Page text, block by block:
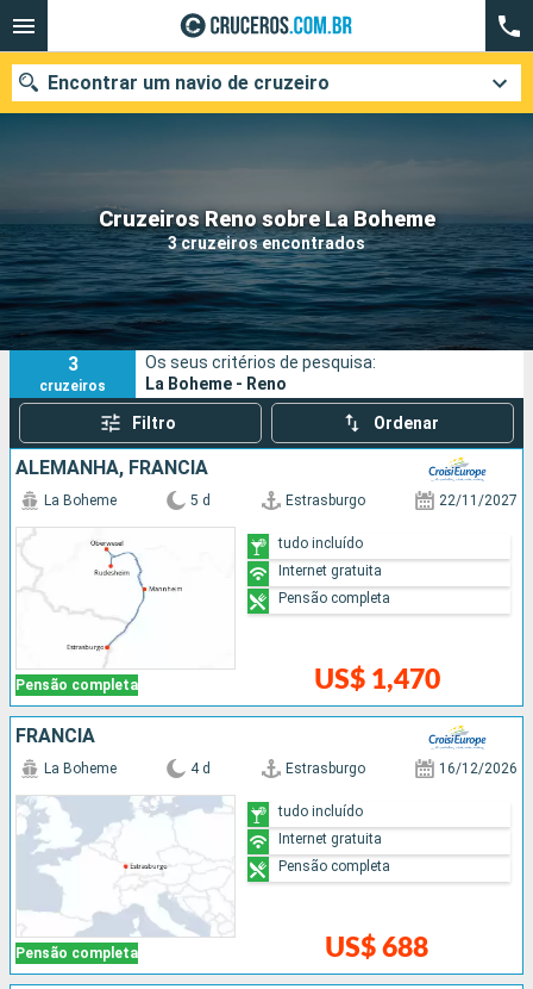
Cruzeiros Reno sobre La Boheme
3 cruzeiros encontrados
Encontrar um navio de cruzeiro
Quando ir?
Data de partida
Cidades Companhias
Pesquisar
3
cruzeiros
Os seus critérios de pesquisa:
La Boheme - Reno
Filtro Ordenar
ALEMANHA, FRANCIA
Pensão completa
La Boheme 5 d Estrasburgo 22/11/2027
US$ 1,470
tudo incluído
Internet gratuita
Pensão completa
FRANCIA
Pensão completa
La Boheme 4 d Estrasburgo 16/12/2026
US$ 688
tudo incluído
Internet gratuita
Pensão completa